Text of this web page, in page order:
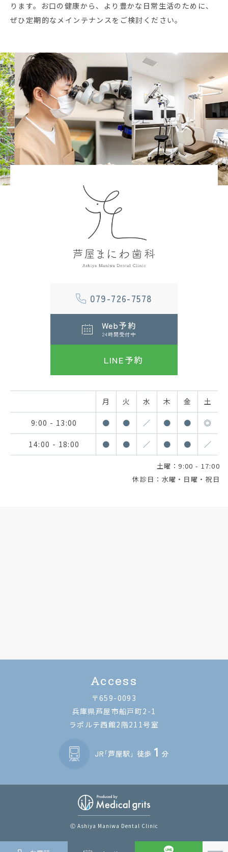
ります。お口の健康から、より豊かな日常生活のために、
ぜひ定期的なメインテナンスをご検討ください。
Previous Next
079-726-7578
Web予約
24時間受付中
LINE予約
月 火 水 木 金 土
9:00 - 13:00 ● ● ／ ● ● ◎
14:00 - 18:00 ● ● ／ ● ● ／
土曜：9:00 - 17:00
休診日：水曜・日曜・祝日
Access
〒659-0093
兵庫県芦屋市船戸町2-1
ラポルテ西館2階211号室
JR｢芦屋駅｣ 徒歩 1 分
Ⓒ Ashiya Maniwa Dental Clinic